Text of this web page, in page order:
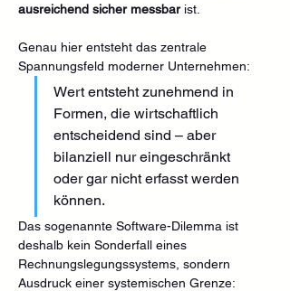
ausreichend sicher messbar ist.
Genau hier entsteht das zentrale
Spannungsfeld moderner Unternehmen:
Wert entsteht zunehmend in
Formen, die wirtschaftlich
entscheidend sind – aber
bilanziell nur eingeschränkt
oder gar nicht erfasst werden
können.
Das sogenannte Software-Dilemma ist
deshalb kein Sonderfall eines
Rechnungslegungssystems, sondern
Ausdruck einer systemischen Grenze: